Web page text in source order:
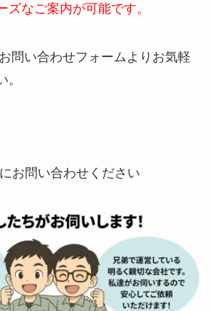
ズなご案内が可能です。
問い合わせフォームよりお気軽
お問い合わせください